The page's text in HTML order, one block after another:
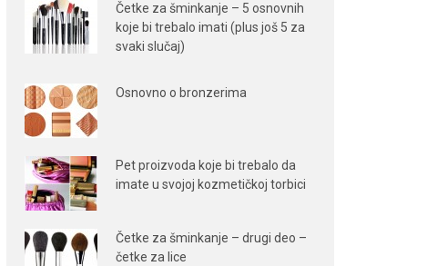
Četke za šminkanje – 5 osnovnih
koje bi trebalo imati (plus još 5 za
svaki slučaj)
Osnovno o bronzerima
Pet proizvoda koje bi trebalo da
imate u svojoj kozmetičkoj torbici
Četke za šminkanje – drugi deo –
četke za lice